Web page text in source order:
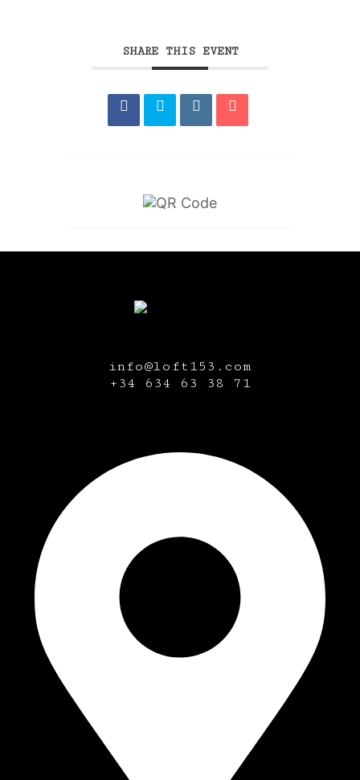
SHARE THIS EVENT
info@loft153.com
+34 634 63 38 71